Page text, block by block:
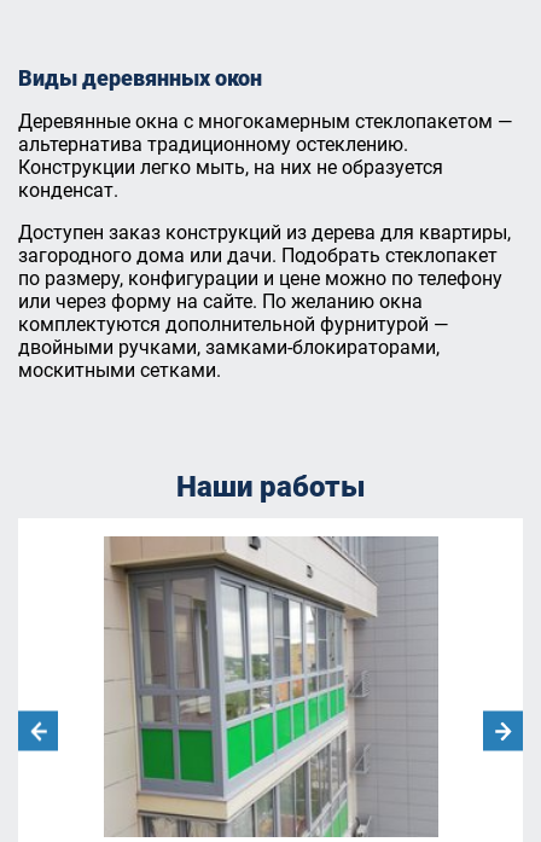
Виды деревянных окон
Деревянные окна с многокамерным стеклопакетом —
альтернатива традиционному остеклению.
Конструкции легко мыть, на них не образуется
конденсат.
Доступен заказ конструкций из дерева для квартиры,
загородного дома или дачи. Подобрать стеклопакет
по размеру, конфигурации и цене можно по телефону
или через форму на сайте. По желанию окна
комплектуются дополнительной фурнитурой —
двойными ручками, замками-блокираторами,
москитными сетками.
Наши работы